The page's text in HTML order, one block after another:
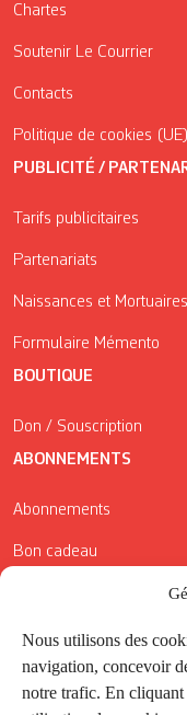
Nous utilisons des
navigation, concevoir
notre trafic. En cliquant
Chartes
Soutenir Le Courrier
Contacts
Politique de cookies (UE)
PUBLICITÉ /
Tarifs publicitaires
Partenariats
Naissances et Mortuaires
Formulaire Mémento
BOUTIQUE
Don / Souscription
ABONNEMENTS
Abonnements
Bon cadeau
Conditions générales de
Réductions de la Carte
Application